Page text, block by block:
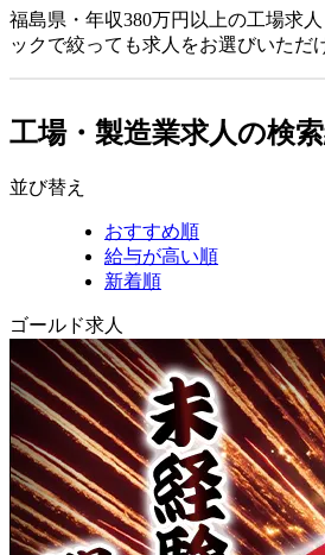
福島県・年収380万円以上の工場求
ックで絞っても求人をお選びいただ
工場・製造業求人の検
並び替え
おすすめ順
給与が高い順
新着順
ゴールド求人